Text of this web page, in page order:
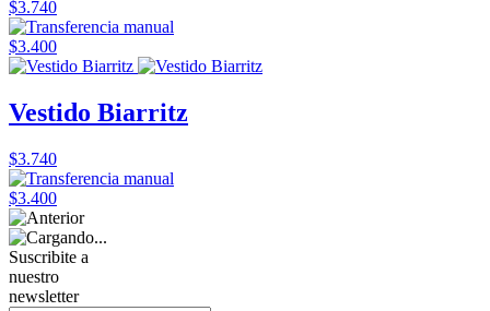
$3.740
$3.400
Vestido Biarritz
$3.740
$3.400
Suscribite a
nuestro
newsletter